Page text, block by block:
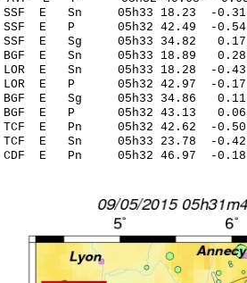
SSF E Sn 05h33 18.23 -
SSF E P 05h32 42.49 -0.54
SSF E Sg 05h33 34.82
BGF E Sn 05h33 18.89
LOR E Sn 05h33 18.28 -
LOR E P 05h32 42.97 -0.17
BGF E Sg 05h33 34.86
BGF E P 05h32 43.13 0.06
TCF E Pn 05h32 42.62 -0.50
TCF E Sn 05h33 23.78 -
CDF E Pn 05h32 46.97 -